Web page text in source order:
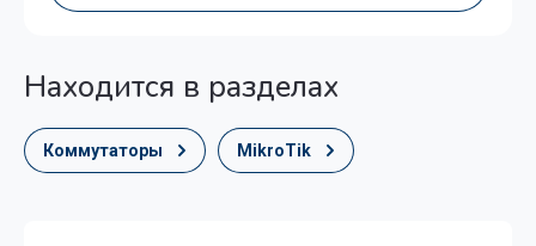
Находится в разделах
Коммутаторы MikroTik